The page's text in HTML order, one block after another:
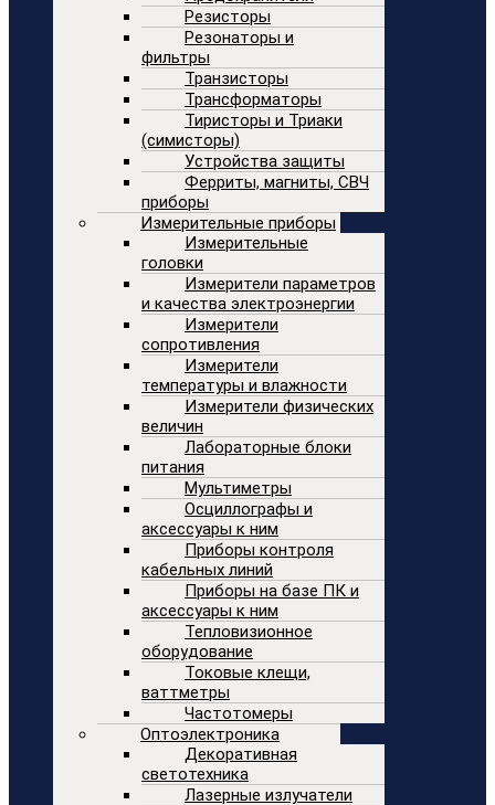
Резисторы
Резонаторы и
фильтры
Транзисторы
Трансформаторы
Тиристоры и Триаки
(симисторы)
Устройства защиты
Ферриты, магниты, СВЧ
приборы
Измерительные приборы
Измерительные
головки
Измерители параметров
и качества электроэнергии
Измерители
сопротивления
Измерители
температуры и влажности
Измерители физических
величин
Лабораторные блоки
питания
Мультиметры
Осциллографы и
аксессуары к ним
Приборы контроля
кабельных линий
Приборы на базе ПК и
аксессуары к ним
Тепловизионное
оборудование
Токовые клещи,
ваттметры
Частотомеры
Оптоэлектроника
Декоративная
светотехника
Лазерные излучатели